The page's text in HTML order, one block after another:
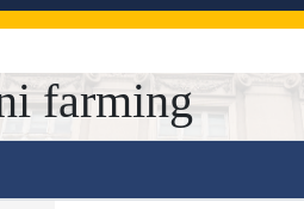
farming